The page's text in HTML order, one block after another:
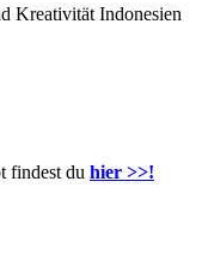
Kreativität Indonesien
findest du hier >>!